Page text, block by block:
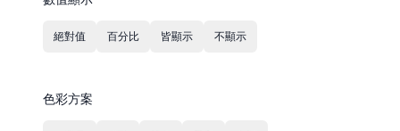
絕對值 百分比 皆顯示 不顯示
色彩方案